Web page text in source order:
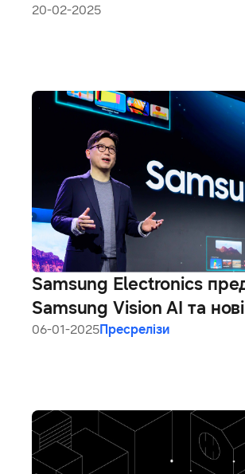
стандарти якості
20-02-2025
Samsung Electronics
Samsung Vision AI та нові
що перетворюють
06-01-2025Пресрелізи